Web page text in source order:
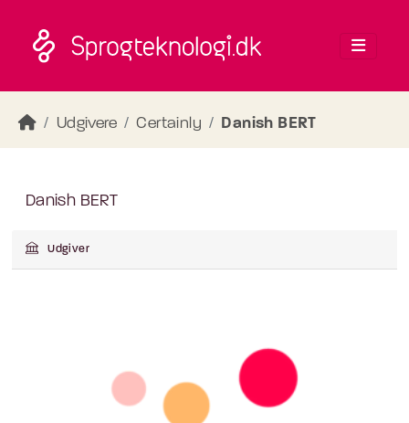
Udgivere Certainly Danish BERT
Danish BERT
Udgiver